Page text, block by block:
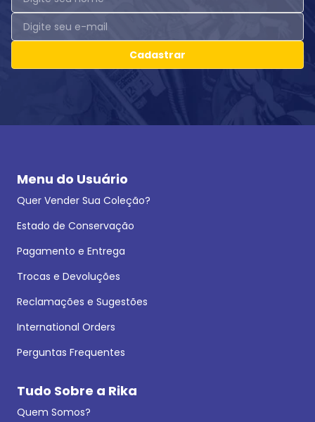
Cadastrar
Menu do Usuário
Quer Vender Sua Coleção?
Estado de Conservação
Pagamento e Entrega
Trocas e Devoluções
Reclamações e Sugestões
International Orders
Perguntas Frequentes
Tudo Sobre a Rika
Quem Somos?